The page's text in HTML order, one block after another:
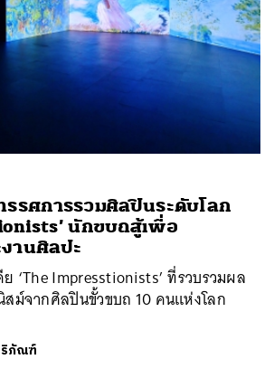
รศการรวมศิลปินระดับโลก
นักขบถสู้เพื่อ
านศิลปะ
‘The Impresstionists’ ที่รวบรวมผล
ม์จากศิลปินขั้วขบถ 10 คนแห่งโลก
ภัณฑ์